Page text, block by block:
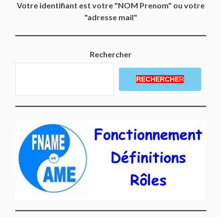
Votre identifiant est votre "NOM Prenom" ou votre
"adresse mail"
Rechercher
RECHERCHER